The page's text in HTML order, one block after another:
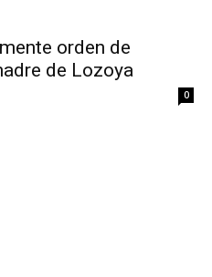
orden de
de Lozoya
0